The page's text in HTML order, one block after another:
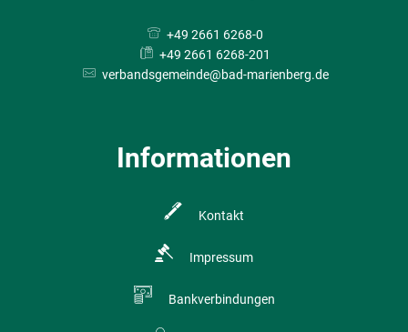
+49 2661 6268-0
+49 2661 6268-201
verbandsgemeinde@bad-marienberg.de
Informationen
Kontakt
Impressum
Bankverbindungen